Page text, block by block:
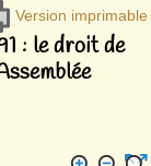
Version imprimable
: le droit de